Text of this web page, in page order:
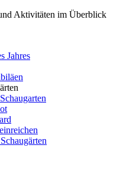
Aktivitäten im Überblick
Jahres